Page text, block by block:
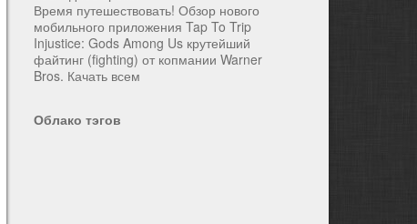
Время путешествовать! Обзор нового
мобильного приложения Tap To Trip
Injustice: Gods Among Us крутейший
файтинг (fighting) от копмании Warner
Bros. Качать всем
Облако тэгов